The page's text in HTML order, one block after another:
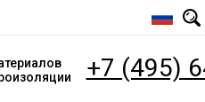
+7 (495)